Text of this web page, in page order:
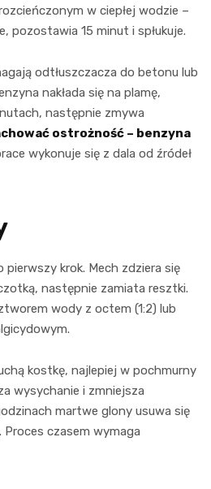
w ciepłej wodzie –
pozostawia 15 minut i spłukuje.
odtłuszczacza do betonu lub
nakłada się na plamę,
następnie zmywa
ostrożność – benzyna
wykonuje się z dala od źródeł
pierwszy krok. Mech zdziera się
następnie zamiata resztki.
wody z octem (1:2) lub
kostkę, najlepiej w pochmurny
wysychanie i zmniejsza
martwe glony usuwa się
Proces czasem wymaga